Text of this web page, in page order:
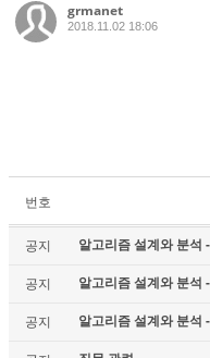
grmanet
2018.11.02 18:06
번호
공지 알고리즘 설계와 분석
공지 알고리즘 설계와 분석
공지 알고리즘 설계와 분